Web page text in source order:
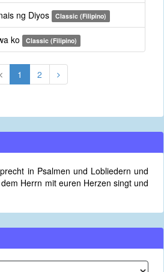
ng Diyos Classic (Filipino)
ko Classic (Filipino)
1 2
in Psalmen und Lobliedern und
Herrn mit euren Herzen singt und